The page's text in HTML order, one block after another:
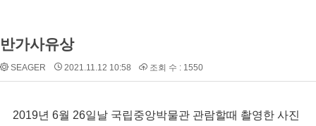
반가사유상
SEAGER 2021.11.12 10:58 조회 수 : 1550
2019년 6월 26일날 국립중앙박물관 관람할때 촬영한 사진